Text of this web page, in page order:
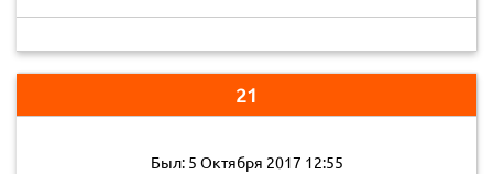
21
Был: 5 Октября 2017 12:55